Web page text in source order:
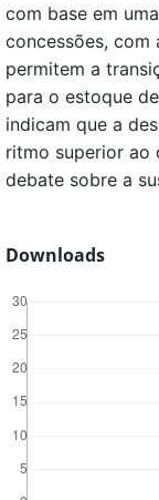
com base em
concessões, com
permitem a
para o estoque
indicam que a
ritmo superior ao
debate sobre a
Downloads